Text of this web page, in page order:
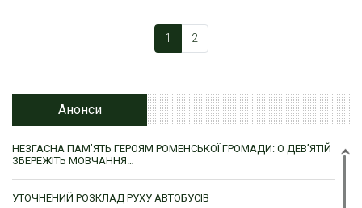
1 2
Анонси
НЕЗГАСНА ПАМ’ЯТЬ ГЕРОЯМ РОМЕНСЬКОЇ ГРОМАДИ: О ДЕВ’ЯТІЙ
ЗБЕРЕЖІТЬ МОВЧАННЯ…
УТОЧНЕНИЙ РОЗКЛАД РУХУ АВТОБУСІВ